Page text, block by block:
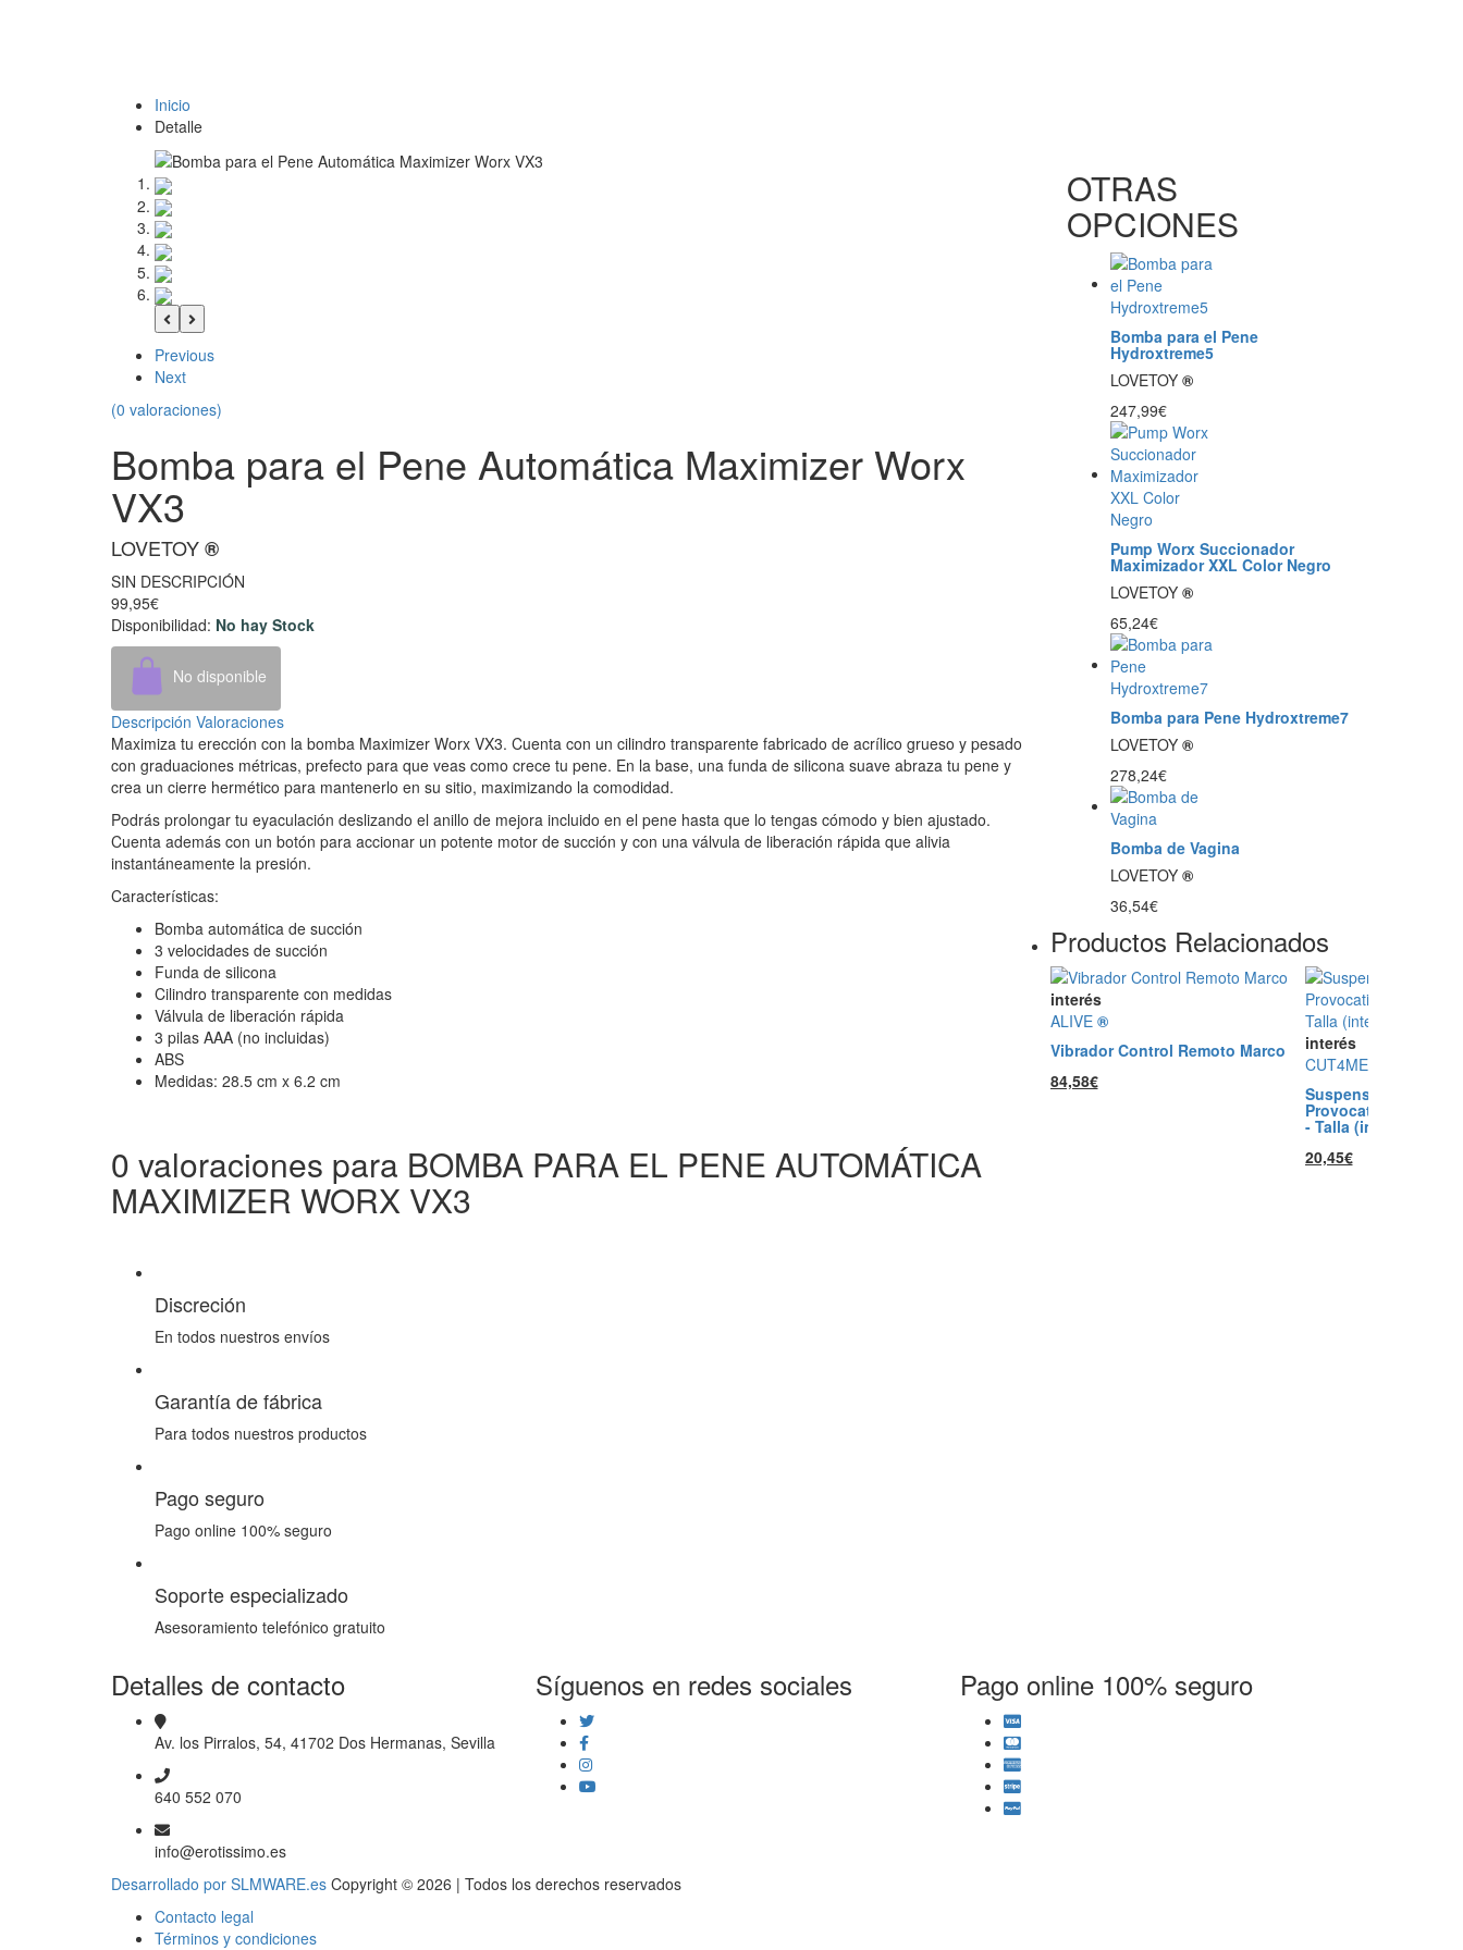
Inicio
Detalle
Previous
Next
(0 valoraciones)
Bomba para el Pene Automática Maximizer Worx
VX3
LOVETOY®
SIN DESCRIPCIÓN
99,95€
Disponibilidad: No hay Stock
No disponible
Descripción Valoraciones
Maximiza tu erección con la bomba Maximizer Worx VX3. Cuenta con un cilindro transparente fabricado de acrílico grueso y pesado
con graduaciones métricas, prefecto para que veas como crece tu pene. En la base, una funda de silicona suave abraza tu pene y
crea un cierre hermético para mantenerlo en su sitio, maximizando la comodidad.
Podrás prolongar tu eyaculación deslizando el anillo de mejora incluido en el pene hasta que lo tengas cómodo y bien ajustado.
Cuenta además con un botón para accionar un potente motor de succión y con una válvula de liberación rápida que alivia
instantáneamente la presión.
Características:
Bomba automática de succión
3 velocidades de succión
Funda de silicona
Cilindro transparente con medidas
Válvula de liberación rápida
3 pilas AAA (no incluidas)
ABS
Medidas: 28.5 cm x 6.2 cm
0 valoraciones para BOMBA PARA EL PENE AUTOMÁTICA
MAXIMIZER WORX VX3
OTRAS
OPCIONES
Bomba para el Pene
Hydroxtreme5
LOVETOY®
247,99€
Pump Worx Succionador
Maximizador XXL Color Negro
LOVETOY®
65,24€
Bomba para Pene Hydroxtreme7
LOVETOY®
278,24€
Bomba de Vagina
LOVETOY®
36,54€
Productos Relacionados
interés
ALIVE®
Vibrador Control Remoto Marco
84,58€
interés
CUT4MEN
Suspensorio
Provocative
- Talla (interno):L
20,45€
Discreción
En todos nuestros envíos
Garantía de fábrica
Para todos nuestros productos
Pago seguro
Pago online 100% seguro
Soporte especializado
Asesoramiento telefónico gratuito
Detalles de contacto
Av. los Pirralos, 54, 41702 Dos Hermanas, Sevilla
640 552 070
info@erotissimo.es
Síguenos en redes sociales Pago online 100% seguro
Desarrollado por SLMWARE.es Copyright © 2026 | Todos los derechos reservados
Contacto legal
Términos y condiciones